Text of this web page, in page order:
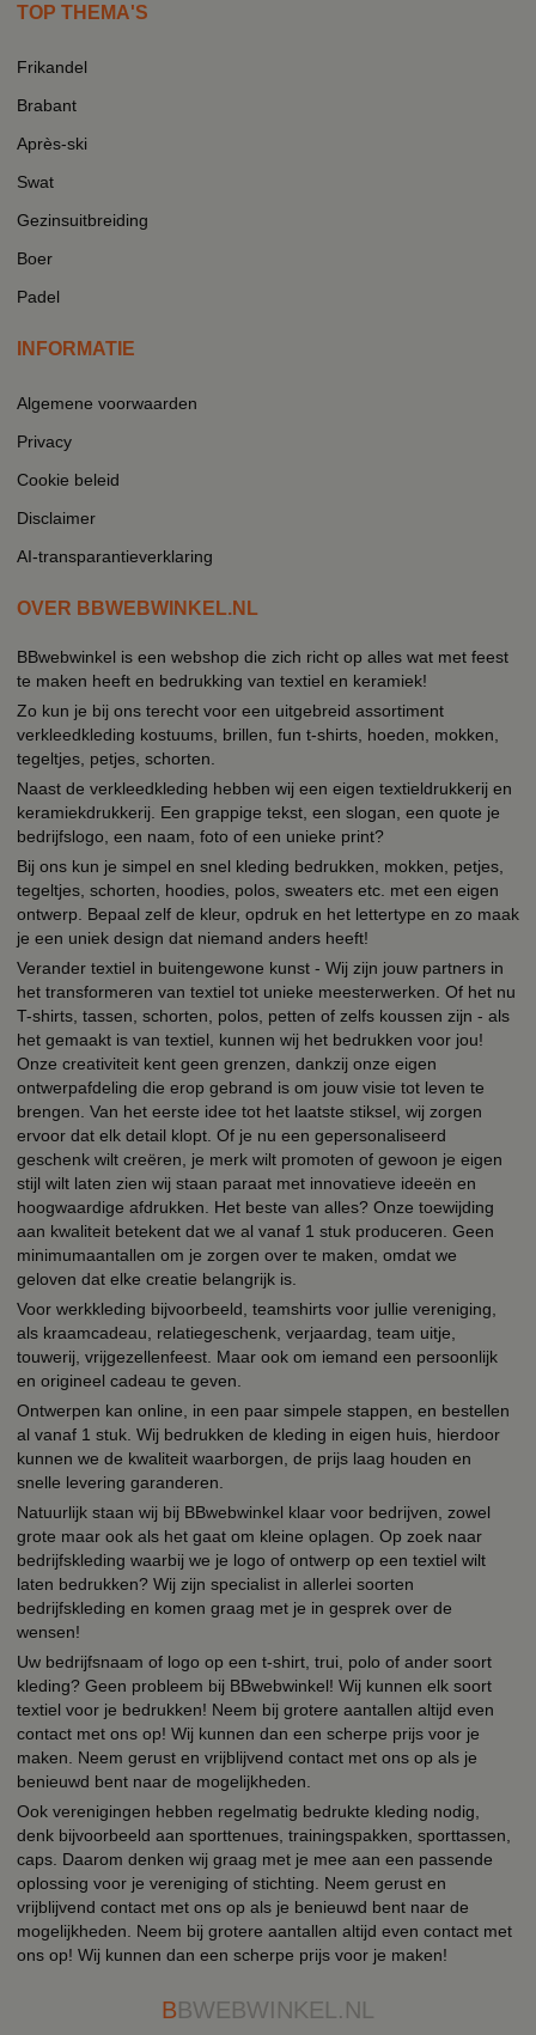
TOP THEMA'S
Frikandel
Brabant
Après-ski
Swat
Gezinsuitbreiding
Boer
Padel
INFORMATIE
Algemene voorwaarden
Privacy
Cookie beleid
Disclaimer
AI-transparantieverklaring
OVER BBWEBWINKEL.NL
BBwebwinkel is een webshop die zich richt op alles wat met feest
te maken heeft en bedrukking van textiel en keramiek!
Zo kun je bij ons terecht voor een uitgebreid assortiment
verkleedkleding kostuums, brillen, fun t-shirts, hoeden, mokken,
tegeltjes, petjes, schorten.
Naast de verkleedkleding hebben wij een eigen textieldrukkerij en
keramiekdrukkerij. Een grappige tekst, een slogan, een quote je
bedrijfslogo, een naam, foto of een unieke print?
Bij ons kun je simpel en snel kleding bedrukken, mokken, petjes,
tegeltjes, schorten, hoodies, polos, sweaters etc. met een eigen
ontwerp. Bepaal zelf de kleur, opdruk en het lettertype en zo maak
je een uniek design dat niemand anders heeft!
Verander textiel in buitengewone kunst - Wij zijn jouw partners in
het transformeren van textiel tot unieke meesterwerken. Of het nu
T-shirts, tassen, schorten, polos, petten of zelfs koussen zijn - als
het gemaakt is van textiel, kunnen wij het bedrukken voor jou!
Onze creativiteit kent geen grenzen, dankzij onze eigen
ontwerpafdeling die erop gebrand is om jouw visie tot leven te
brengen. Van het eerste idee tot het laatste stiksel, wij zorgen
ervoor dat elk detail klopt. Of je nu een gepersonaliseerd
geschenk wilt creëren, je merk wilt promoten of gewoon je eigen
stijl wilt laten zien wij staan paraat met innovatieve ideeën en
hoogwaardige afdrukken. Het beste van alles? Onze toewijding
aan kwaliteit betekent dat we al vanaf 1 stuk produceren. Geen
minimumaantallen om je zorgen over te maken, omdat we
geloven dat elke creatie belangrijk is.
Voor werkkleding bijvoorbeeld, teamshirts voor jullie vereniging,
als kraamcadeau, relatiegeschenk, verjaardag, team uitje,
touwerij, vrijgezellenfeest. Maar ook om iemand een persoonlijk
en origineel cadeau te geven.
Ontwerpen kan online, in een paar simpele stappen, en bestellen
al vanaf 1 stuk. Wij bedrukken de kleding in eigen huis, hierdoor
kunnen we de kwaliteit waarborgen, de prijs laag houden en
snelle levering garanderen.
Natuurlijk staan wij bij BBwebwinkel klaar voor bedrijven, zowel
grote maar ook als het gaat om kleine oplagen. Op zoek naar
bedrijfskleding waarbij we je logo of ontwerp op een textiel wilt
laten bedrukken? Wij zijn specialist in allerlei soorten
bedrijfskleding en komen graag met je in gesprek over de
wensen!
Uw bedrijfsnaam of logo op een t-shirt, trui, polo of ander soort
kleding? Geen probleem bij BBwebwinkel! Wij kunnen elk soort
textiel voor je bedrukken! Neem bij grotere aantallen altijd even
contact met ons op! Wij kunnen dan een scherpe prijs voor je
maken. Neem gerust en vrijblijvend contact met ons op als je
benieuwd bent naar de mogelijkheden.
Ook verenigingen hebben regelmatig bedrukte kleding nodig,
denk bijvoorbeeld aan sporttenues, trainingspakken, sporttassen,
caps. Daarom denken wij graag met je mee aan een passende
oplossing voor je vereniging of stichting. Neem gerust en
vrijblijvend contact met ons op als je benieuwd bent naar de
mogelijkheden. Neem bij grotere aantallen altijd even contact met
ons op! Wij kunnen dan een scherpe prijs voor je maken!
BBWEBWINKEL.NL